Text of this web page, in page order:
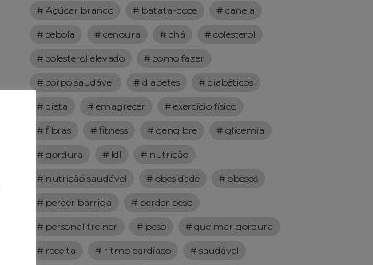
Açúcar branco
batata-doce
canela
cebola
cenoura chá
colesterol
colesterol elevado
como fazer
corpo saudável
diabetes
diabéticos
dieta
emagrecer
exercício físico
fibras
fitness gengibre
glicemia
gordura
ldl
nutrição
nutrição saudável
obesidade
obesos
perder barriga
perder peso
personal treiner
peso
queimar gordura
receita
ritmo cardíaco
saudável